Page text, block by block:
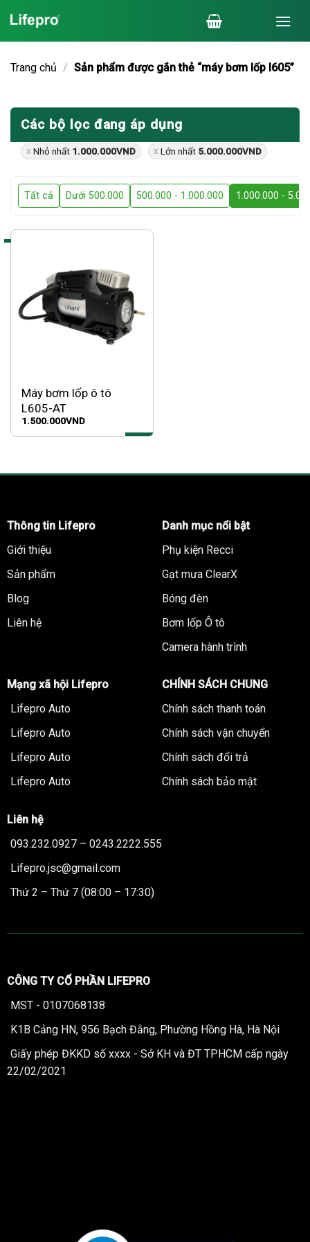
đến
nội
dung
Trang chủ / Sản phẩm được gắn thẻ “máy bơm lốp l605”
Các bộ lọc đang áp dụng
Nhỏ nhất 1.000.000VND Lớn nhất 5.000.000VND
Tất cả Dưới 500.000 500.000 - 1.000.000 1.000.000 -
Máy bơm lốp ô tô
L605-AT
1.500.000VND
Thông tin Lifepro
Giới thiệu
Sản phẩm
Blog
Liên hệ
Danh mục nổi bật
Phụ kiện Recci
Gạt mưa ClearX
Bóng đèn
Bơm lốp Ô tô
Camera hành trình
Mạng xã hội Lifepro
Lifepro Auto
Lifepro Auto
Lifepro Auto
Lifepro Auto
CHÍNH SÁCH CHUNG
Chính sách thanh toán
Chính sách vận chuyển
Chính sách đổi trả
Chính sách bảo mật
Liên hệ
093.232.0927 – 0243.2222.555
Lifepro.jsc@gmail.com
Thứ 2 – Thứ 7 (08:00 – 17:30)
CÔNG TY CỔ PHẦN LIFEPRO
MST - 0107068138
K1B Cảng HN, 956 Bạch Đằng, Phường Hồng Hà, Hà Nội
Giấy phép ĐKKD số xxxx - Sở KH và ĐT TPHCM cấp ngày
22/02/2021